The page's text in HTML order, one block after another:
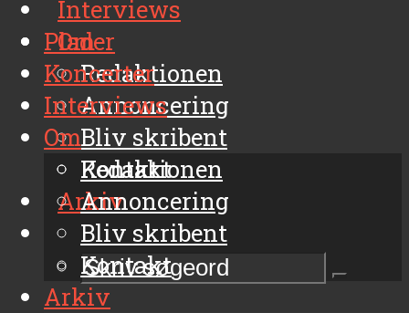
Interviews
Om
Redaktionen
Annoncering
Bliv skribent
Kontakt
Arkiv
Plader
Koncerter
Interviews
Om
Redaktionen
Annoncering
Bliv skribent
Kontakt
Arkiv